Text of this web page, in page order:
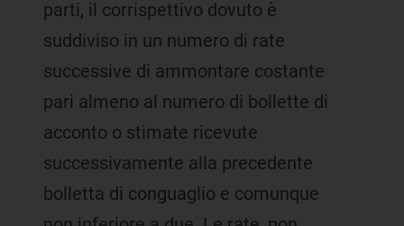
parti, il corrispettivo dovuto è
suddiviso in un numero di rate
successive di ammontare costante
pari almeno al numero di bollette di
acconto o stimate ricevute
successivamente alla precedente
bolletta di conguaglio e comunque